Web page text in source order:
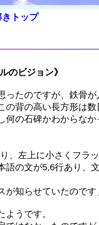
トップ
のビジョン》
ったのですが、鉄骨
背の高い長方形は数
の石碑かわからな
、左上に小さくフラ
の文が5,6行あり、
が知らせていたのです
うです。